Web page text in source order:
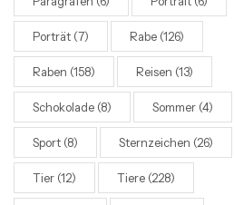
Porträt (7) Rabe (126)
Raben (158) Reisen (13)
Schokolade (8) Sommer (4)
Sport (8) Sternzeichen (26)
Tier (12) Tiere (228)